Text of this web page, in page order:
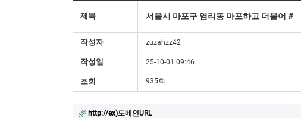
제목 서울시 마포구 염리동 마포하고 더불어 #
작성자 zuzahzz42
작성일 25-10-01 09:46
조회 935회
http://ex)도메인URL